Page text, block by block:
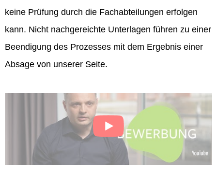
keine Prüfung durch die Fachabteilungen erfolgen
kann. Nicht nachgereichte Unterlagen führen zu einer
Beendigung des Prozesses mit dem Ergebnis einer
Absage von unserer Seite.